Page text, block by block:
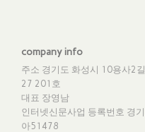
company info
주소 경기도 화성시 10용사2길
27 201호
대표 장영남
인터넷신문사업 등록번호 경기,
아51478